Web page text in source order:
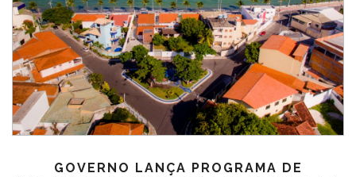
GOVERNO LANÇA PROGRAMA DE